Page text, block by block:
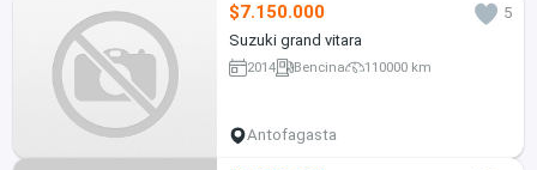
$7.150.000
5
Suzuki grand vitara
2014 Bencina 110000 km
Antofagasta